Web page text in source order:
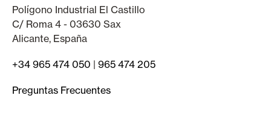
Polígono Industrial El Castillo
C/ Roma 4 - 03630 Sax
Alicante, España
+34 965 474 050 | 965 474 205
Preguntas Frecuentes